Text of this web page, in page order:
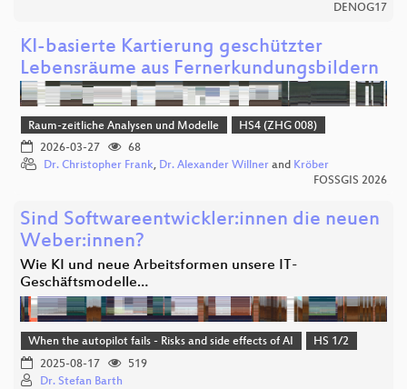
DENOG17
KI-basierte Kartierung geschützter
Lebensräume aus Fernerkundungsbildern
Raum-zeitliche Analysen und Modelle
HS4 (ZHG 008)
2026-03-27
68
Dr. Christopher Frank, Dr. Alexander Willner and Kröber
FOSSGIS 2026
Sind Softwareentwickler:innen die neuen
Weber:innen?
Wie KI und neue Arbeitsformen unsere IT-
Geschäftsmodelle…
When the autopilot fails - Risks and side effects of AI
HS 1/2
2025-08-17
519
Dr. Stefan Barth